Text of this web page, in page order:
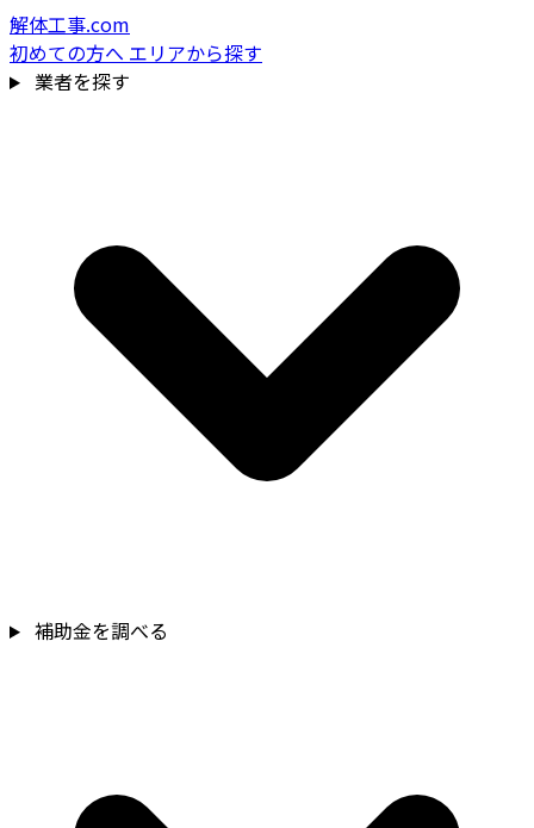
解体工事.com
初めての方へ エリアから探す
業者を探す
補助金を調べる